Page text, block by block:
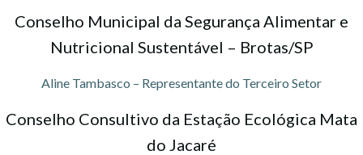
Conselho Municipal da Segurança Alimentar e
Nutricional Sustentável – Brotas/SP
Aline Tambasco – Representante do Terceiro Setor
Conselho Consultivo da Estação Ecológica Mata
do Jacaré